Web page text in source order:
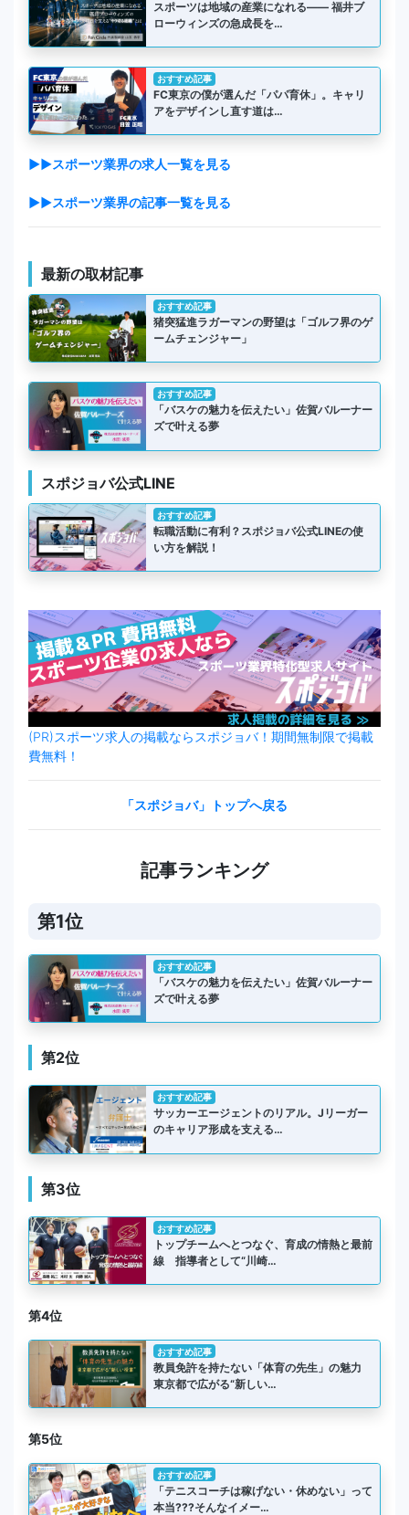
スポーツは地域の産業になれる―― 福井ブ
ローウィンズの急成長を…
おすすめ記事
FC東京の僕が選んだ「パパ育休」。キャリ
アをデザインし直す道は…
▶▶スポーツ業界の求人一覧を見る
▶▶スポーツ業界の記事一覧を見る
最新の取材記事
おすすめ記事
猪突猛進ラガーマンの野望は「ゴルフ界のゲ
ームチェンジャー」
おすすめ記事
「バスケの魅力を伝えたい」佐賀バルーナー
ズで叶える夢
スポジョバ公式LINE
おすすめ記事
転職活動に有利？スポジョバ公式LINEの使
い方を解説！
(PR)スポーツ求人の掲載ならスポジョバ！期間無制限で掲載
費無料！
「スポジョバ」トップへ戻る
記事ランキング
第1位
おすすめ記事
「バスケの魅力を伝えたい」佐賀バルーナー
ズで叶える夢
第2位
おすすめ記事
サッカーエージェントのリアル。Jリーガー
のキャリア形成を支える…
第3位
おすすめ記事
トップチームへとつなぐ、育成の情熱と最前
線 指導者として“川崎…
第4位
おすすめ記事
教員免許を持たない「体育の先生」の魅力
東京都で広がる“新しい…
第5位
おすすめ記事
「テニスコーチは稼げない・休めない」って
本当???そんなイメー…